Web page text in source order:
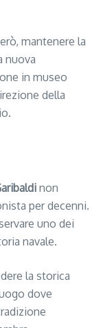
mantenere la
nuova
in museo
della
non
per decenni.
uno dei
navale.
la storica
dove